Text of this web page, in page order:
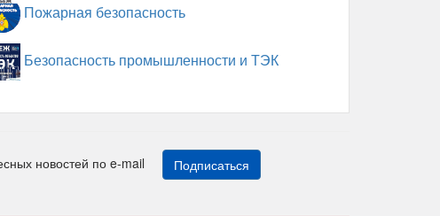
Пожарная безопасность
Безопасность промышленности и ТЭК
новостей по e-mail Подписаться